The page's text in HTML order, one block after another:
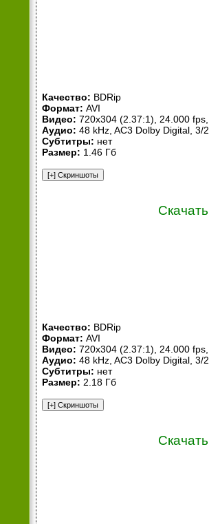
Качество: BDRip
Формат: AVI
Видео: 720x304 (2.37:1), 24.000
Аудио: 48 kHz, AC3 Dolby Digital,
Субтитры: нет
Размер: 1.46 Гб
Качество: BDRip
Формат: AVI
Видео: 720x304 (2.37:1), 24.000
Аудио: 48 kHz, AC3 Dolby Digital,
Субтитры: нет
Размер: 2.18 Гб